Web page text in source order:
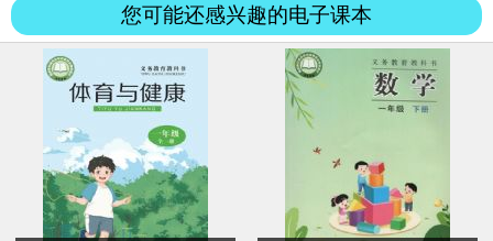
您可能还感兴趣的电子课本